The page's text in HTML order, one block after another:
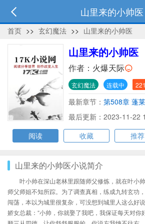
山里来的小帅医
首页 >> 玄幻魔法 >> 山里来的小帅医
山里来的小帅医
作者： 火爆天际
玄幻魔法 连载中
最新章节： 第508章 蓬
最后更新：2023-11-22
阅读
收藏 推荐
山里来的小帅医小说简介
叶小帅在深山老林里跟随师父修炼，就在叶小
师父师姐不知所踪。为了调查真相，练成九转玄功
闯荡，本以为城里很复杂，可没想到城里人这么好
娇女总裁：“小帅，你就娶了我吧，我保证每天对你